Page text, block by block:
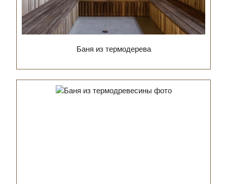
Баня из термодерева